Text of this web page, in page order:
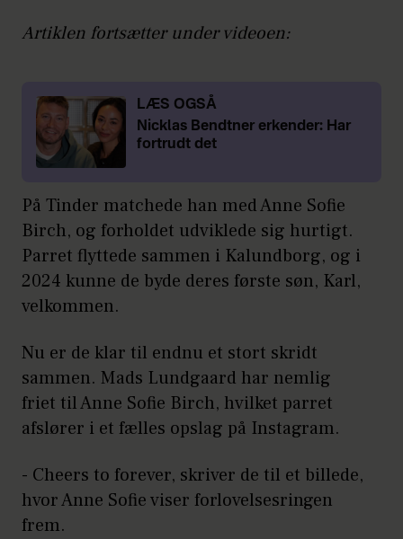
Artiklen fortsætter under videoen:
LÆS OGSÅ
Nicklas Bendtner erkender: Har
fortrudt det
På Tinder matchede han med Anne Sofie
Birch, og forholdet udviklede sig hurtigt.
Parret flyttede sammen i Kalundborg, og i
2024 kunne de byde deres første søn, Karl,
velkommen.
Nu er de klar til endnu et stort skridt
sammen. Mads Lundgaard har nemlig
friet til Anne Sofie Birch, hvilket parret
afslører i et fælles opslag på Instagram.
- Cheers to forever, skriver de til et billede,
hvor Anne Sofie viser forlovelsesringen
frem.